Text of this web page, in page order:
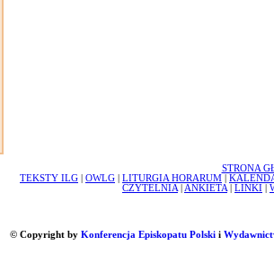
STRONA
TEKSTY ILG
OWLG LITURGIA HORARUM
CZYTELNIA
ANKIETA LINKI
© Copyright by Konferencja Episkopatu Polskii